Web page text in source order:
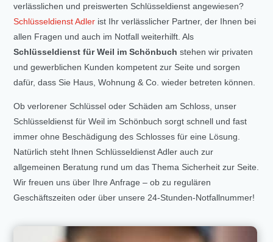
verlässlichen und preiswerten Schlüsseldienst angewiesen?
Schlüsseldienst Adler ist Ihr verlässlicher Partner, der Ihnen bei
allen Fragen und auch im Notfall weiterhilft. Als
Schlüsseldienst für Weil im Schönbuch stehen wir privaten
und gewerblichen Kunden kompetent zur Seite und sorgen
dafür, dass Sie Haus, Wohnung & Co. wieder betreten können.
Ob verlorener Schlüssel oder Schäden am Schloss, unser
Schlüsseldienst für Weil im Schönbuch sorgt schnell und fast
immer ohne Beschädigung des Schlosses für eine Lösung.
Natürlich steht Ihnen Schlüsseldienst Adler auch zur
allgemeinen Beratung rund um das Thema Sicherheit zur Seite.
Wir freuen uns über Ihre Anfrage – ob zu regulären
Geschäftszeiten oder über unsere 24-Stunden-Notfallnummer!